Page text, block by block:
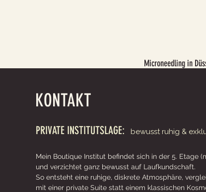
Microneedling in
KONTAKT
PRIVATE INSTITUTSLAGE: bewusst ruhig &
Mein Boutique Institut befindet sich in der 5. Etage
und verzichtet ganz bewusst auf Laufkundschaft.
So entsteht eine ruhige, diskrete Atmosphäre,
mit einer private Suite statt einem klassischen